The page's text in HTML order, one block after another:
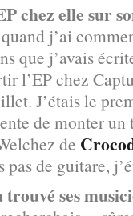
chez elle sur
j’ai
que j’avais
l’EP chez
J’étais le
de monter
de
de guitare,
trouvé ses